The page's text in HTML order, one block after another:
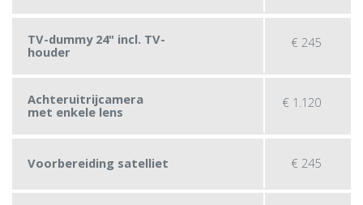
TV-dummy 24" incl. TV-
houder
€ 245
Achteruitrijcamera
met enkele lens
€ 1.120
Voorbereiding satelliet € 245